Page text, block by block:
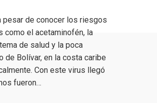
pesar de conocer los riesgos
como el acetaminofén, la
de salud y la poca
Bolívar, en la costa caribe
Con este virus llegó
fueron…